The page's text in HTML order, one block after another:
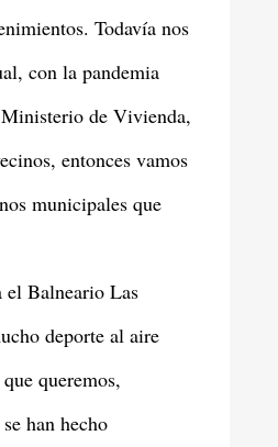
Todavía nos
con la pandemia
de Vivienda,
entonces vamos
municipales que
el Balneario Las
deporte al aire
queremos,
han hecho